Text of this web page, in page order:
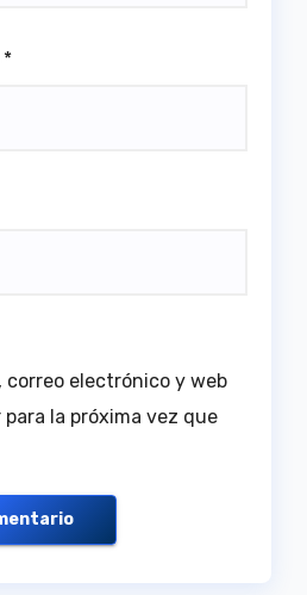
*
correo electrónico y web
la próxima vez que